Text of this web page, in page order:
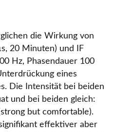
die Wirkung von
20 Minuten) und IF
Hz, Phasendauer 100
eines
Die Intensität bei beiden
und bei beiden gleich:
but comfortable).
effektiver aber